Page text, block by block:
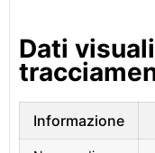
Dati
Informazione